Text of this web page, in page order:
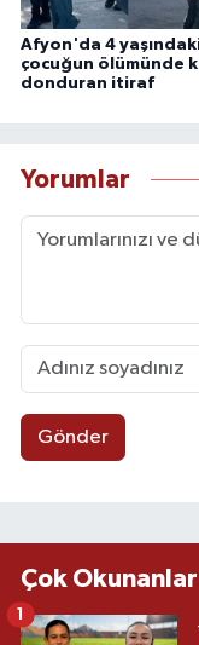
Afyon'da 4
çocuğun ölümünde
donduran itiraf
Yorumlar
Gönder
Çok Okunanlar
1